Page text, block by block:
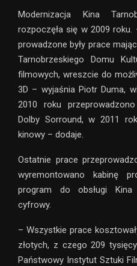
Modernizacja Kina
rozpoczęła się w 2009
prowadzone były prace
Tarnobrzeskiego Domu
filmowych, wreszcie do
3D – wyjaśnia Piotr Duma,
2010 roku
Dolby Sorround, w 2011
kinowy – dodaje.
Ostatnie prace
wyremontowano kabinę
program do obsługi
cyfrowy.
– Wszystkie prace
złotych, z czego 209
Państwowy Instytut Sztuki